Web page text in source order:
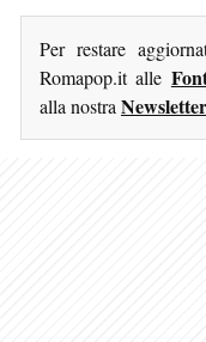
Per restare
Romapop.it alle
alla nostra Newsletter